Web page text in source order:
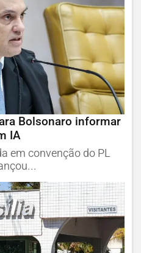
Bolsonaro informar
IA
em convenção do PL